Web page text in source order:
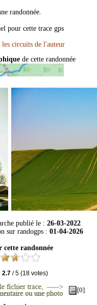
randonnée.
pour cette trace gps
de cette randonnée
publié le : 26-03-2022
sur randogps : 01-04-2026
cette randonnée
2.7/5(18votes)
[0]